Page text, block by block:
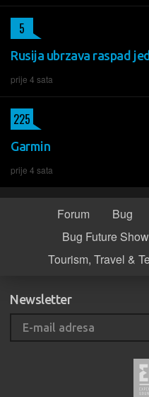
Rusija ubrzava raspad
prije 4 sata
5
Garmin
prije 4 sata
225
Forum Bug
Bug Future Show
Tourism, Travel &
Newsletter